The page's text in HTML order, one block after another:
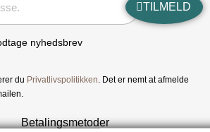
TILMELD
nyhedsbrev
du Privatlivspolitikken. Det er nemt at afmelde